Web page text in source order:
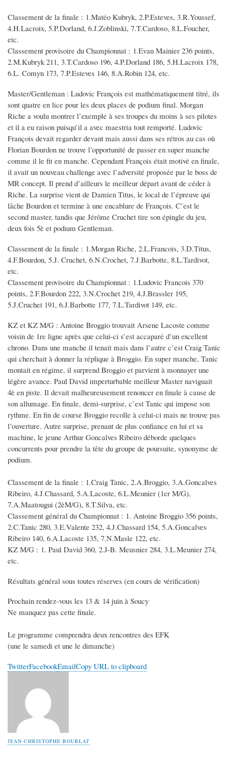
Classement de la finale : 1.Matéo Kubryk, 2.P.Esteves, 3.R.Youssef,
4.H.Lacroix, 5.P.Dorland, 6.J.Zoblinski, 7.T.Cardoso, 8.L.Foucher,
etc.
Classement provisoire du Championnat : 1.Evan Mainier 236 points,
2.M.Kubryk 211, 3.T.Cardoso 196, 4.P.Dorland 186, 5.H.Lacroix 178,
6.L. Comyn 173, 7.P.Esteves 146, 8.A.Robin 124, etc.
Master/Gentleman : Ludovic François est mathématiquement titré, ils
sont quatre en lice pour les deux places de podium final. Morgan
Riche a voulu montrer l’exemple à ses troupes du moins à ses pilotes
et il a eu raison puisqu’il a avec maestria tout remporté. Ludovic
François devait regarder devant mais aussi dans ses rétros au cas où
Florian Bourdon ne trouve l’opportunité de passer en super manche
comme il le fit en manche. Cependant François était motivé en finale,
il avait un nouveau challenge avec l’adversité proposée par le boss de
MR concept. Il prend d’ailleurs le meilleur départ avant de céder à
Riche. La surprise vient de Damien Titus, le local de l’épreuve qui
lâche Bourdon et termine à une encablure de François. C’est le
second master, tandis que Jérôme Cruchet tire son épingle du jeu,
deux fois 5è et podium Gentleman.
Classement de la finale : 1.Morgan Riche, 2.L.Francois, 3.D.Titus,
4.F.Bourdon, 5.J. Cruchet, 6.N.Crochet, 7.J.Barbotte, 8.L.Tardivot,
etc.
Classement provisoire du Championnat : 1.Ludovic Francois 370
points, 2.F.Bourdon 222, 3.N.Crochet 219, 4.J.Brassler 195,
5.J.Cruchet 191, 6.J.Barbotte 177, 7.L.Tardivot 149, etc.
KZ et KZ M/G : Antoine Broggio trouvait Arsene Lacoste comme
voisin de 1re ligne après que celui-ci s’est accaparé d’un excellent
chrono. Dans une manche il tenait mais dans l’autre c’est Craig Tanic
qui cherchait à donner la réplique à Broggio. En super manche, Tanic
montait en régime, il surprend Broggio et parvient à monnayer une
légère avance. Paul David imperturbable meilleur Master naviguait
4è en piste. Il devait malheureusement renoncer en finale à cause de
son allumage. En finale, demi-surprise, c’est Tanic qui impose son
rythme. En fin de course Broggio recolle à celui-ci mais ne trouve pas
l’ouverture. Autre surprise, prenant de plus confiance en lui et sa
machine, le jeune Arthur Goncalves Ribeiro déborde quelques
concurrents pour prendre la tête du groupe de poursuite, synonyme de
podium.
Classement de la finale : 1.Craig Tanic, 2.A.Broggio, 3.A.Goncalves
Ribeiro, 4.J.Chassard, 5.A.Lacoste, 6.L.Meunier (1er M/G),
7.A.Maatougui (2èM/G), 8.T.Silva, etc.
Classement général du Championnat : 1. Antoine Broggio 356 points,
2.C.Tanic 280, 3.E.Valente 232, 4.J.Chassard 154, 5.A.Goncalves
Ribeiro 140, 6.A.Lacoste 135, 7.N.Masle 122, etc.
KZ M/G : 1. Paul David 360, 2.J-B. Meusnier 284, 3.L.Meunier 274,
etc.
Résultats général sous toutes réserves (en cours de vérification)
Prochain rendez-vous les 13 & 14 juin à Soucy
Ne manquez pas cette finale.
Le programme comprendra deux rencontres des EFK
(une le samedi et une le dimanche)
TwitterFacebookEmailCopy URL to clipboard
JEAN-CHRISTOPHE BOURLAT